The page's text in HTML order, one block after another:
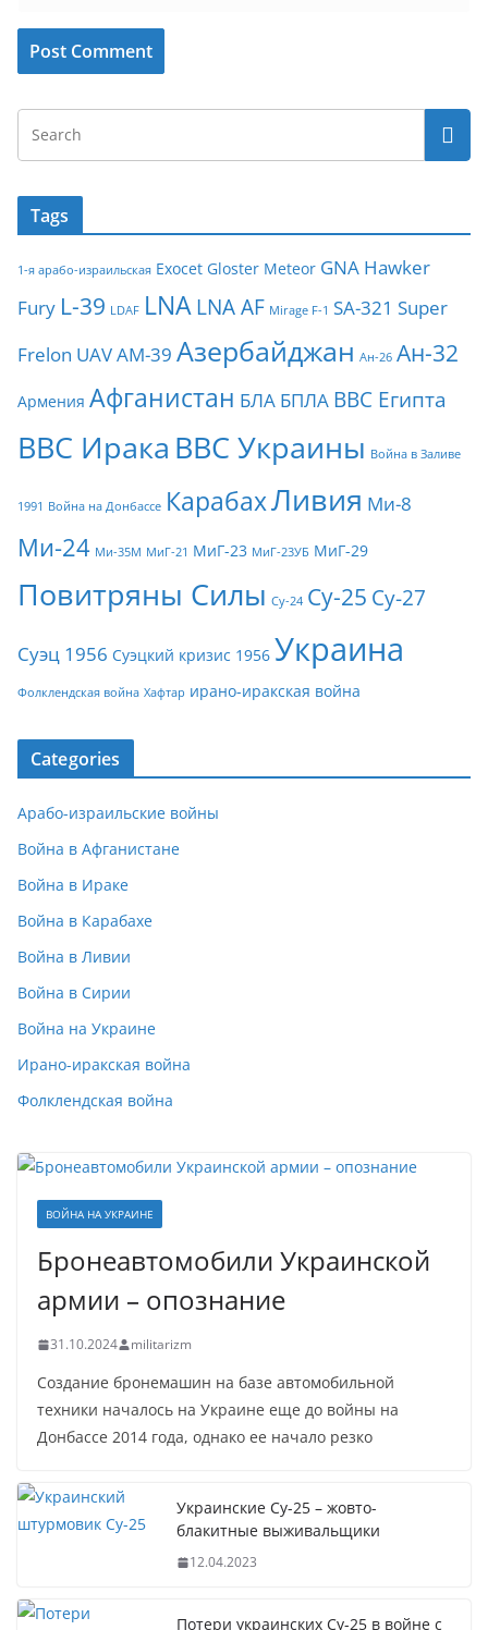
Tags
1-я арабо-израильская Exocet Gloster Meteor GNA Hawker
Fury L-39 LDAF LNA LNA AF Mirage F-1 SA-321 Super
Frelon UAVАМ-39 Азербайджан Ан-26 Ан-32
Армения Афганистан БЛА БПЛА ВВС Египта
ВВС Ирака ВВС Украины Война в Заливе
1991 Война на Донбассе КарабахЛивия Ми-8
Ми-24 Ми-35М МиГ-21 МиГ-23 МиГ-23УБ МиГ-29
Повитряны Силы Су-24 Су-25 Су-27
Суэц 1956 Суэцкий кризис 1956 Украина
Фолклендская война Хафтар ирано-иракская война
Categories
Арабо-израильские войны
Война в Афганистане
Война в Ираке
Война в Карабахе
Война в Ливии
Война в Сирии
Война на Украине
Ирано-иракская война
Фолклендская война
ВОЙНА НА УКРАИНЕ
Бронеавтомобили Украинской
армии – опознание
31.10.2024 militarizm
Создание бронемашин на базе автомобильной
техники началось на Украине еще до войны на
Донбассе 2014 года, однако ее начало резко
Украинские Су-25 – жовто-
блакитные выживальщики
12.04.2023
Потери украинских Су-25 в войне с